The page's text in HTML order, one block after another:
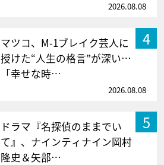
2026.08.08
4
マツコ、M-1ブレイク芸人に
授けた“人生の格言”が深い…
「幸せな時…
2026.08.08
5
ドラマ『名探偵のままでい
て』、ナインティナイン岡村
隆史＆矢部…